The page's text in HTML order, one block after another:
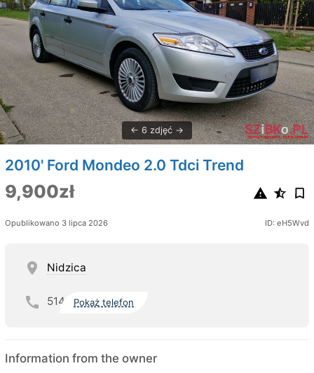
6 zdjęć
2010' Ford Mondeo 2.0 Tdci Trend
9,900zł
Opublikowano 3 lipca 2026 ID: eH5Wvd
Nidzica
514 Pokaż telefon
Information from the owner